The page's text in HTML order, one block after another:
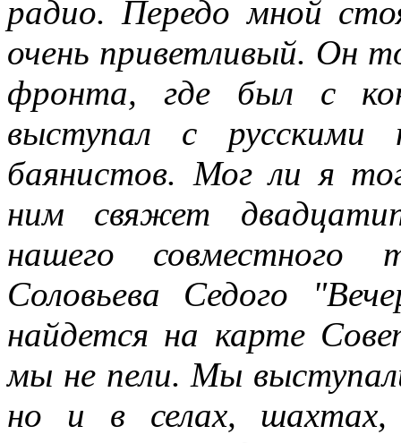
радио. Передо мной
очень приветливый. Он
фронта, где был с
выступал с русскими
баянистов. Мог ли я
ним свяжет
нашего совместного
Соловьева Седого
найдется на карте
мы не пели. Мы
но и в селах, шахтах,